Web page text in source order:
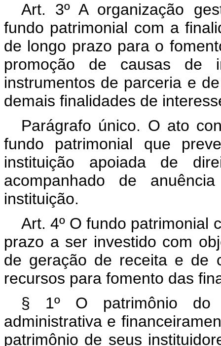
Art. 3º A organização
fundo patrimonial com a
de longo prazo para o
promoção de causas de
instrumentos de parceria e
demais finalidades de
Parágrafo único. O ato
fundo patrimonial que
instituição apoiada de
acompanhado de
instituição.
Art. 4º O fundo patrimonial
prazo a ser investido com
de geração de receita e de
recursos para fomento das
§ 1º O patrimônio do
administrativa e
patrimônio de seus